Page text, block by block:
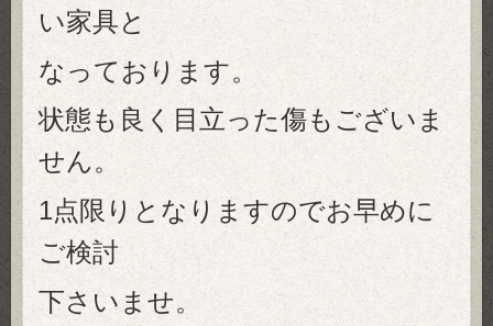
い家具と
なっております。
状態も良く目立った傷もございま
せん。
1点限りとなりますのでお早めに
ご検討
下さいませ。